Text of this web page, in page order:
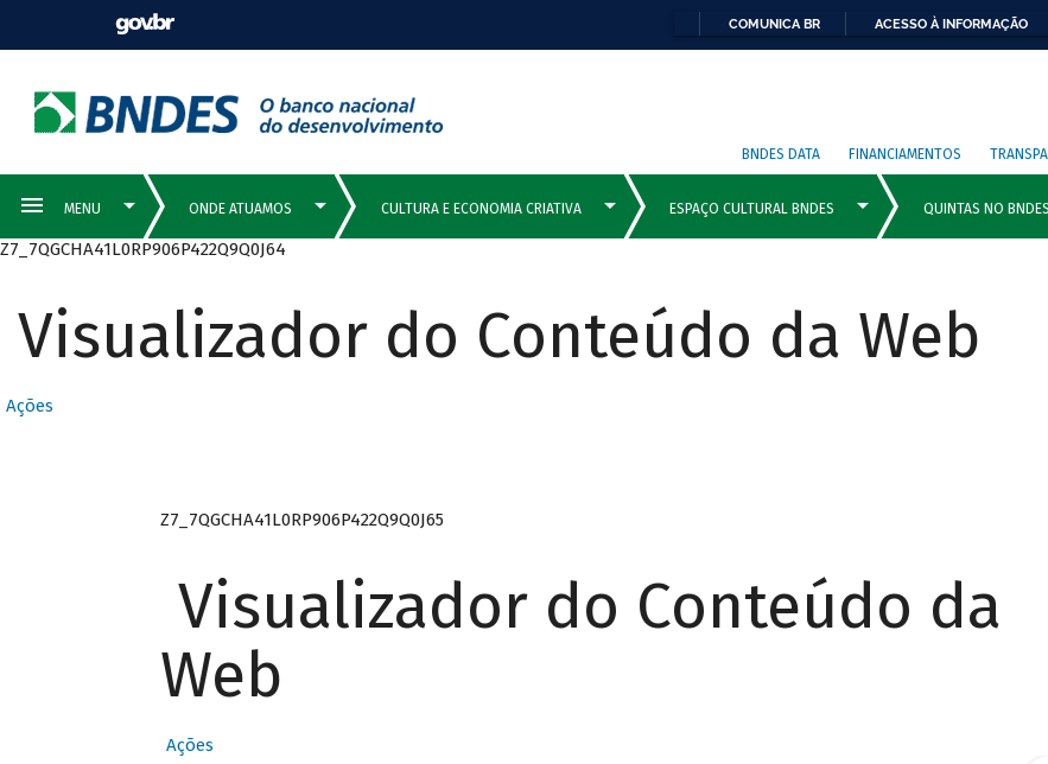
COMUNICA BR ACESSO À INFORMAÇÃO
BNDES DATA FINANCIAMENTOS
Z7_7QGCHA41L0RP906P422Q9Q0J64
Visualizador do Conteúdo da Web
Ações
Z7_7QGCHA41L0RP906P422Q9Q0J65
Visualizador do Conteúdo da
Web
Ações